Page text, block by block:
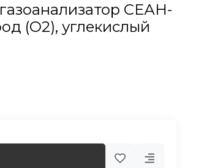
СЕАН-
(O2), углекислый